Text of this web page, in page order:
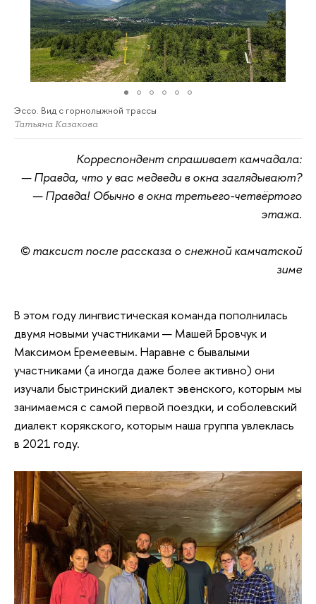
Эссо. Вид с горнолыжной трассы
Татьяна Казакова
Корреспондент спрашивает камчадала:
— Правда, что у вас медведи в окна заглядывают?
— Правда! Обычно в окна третьего-четвёртого
этажа.
© таксист после рассказа о снежной камчатской
зиме
В этом году лингвистическая команда пополнилась
двумя новыми участниками — Машей Бровчук и
Максимом Еремеевым. Наравне с бывалыми
участниками (а иногда даже более активно) они
изучали быстринский диалект эвенского, которым мы
занимаемся с самой первой поездки, и соболевский
диалект корякского, которым наша группа увлеклась
в 2021 году.